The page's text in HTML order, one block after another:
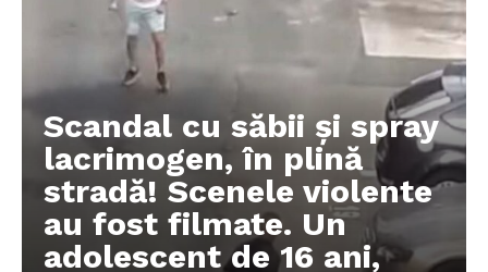
Scandal cu săbii și spray
lacrimogen, în plină
stradă! Scenele violente
au fost filmate. Un
adolescent de 16 ani,